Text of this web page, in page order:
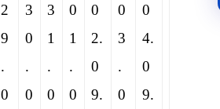
2
9
.
0
3
0
.
0
3
1
.
0
0
1
.
0
0
2.
0
9.
0
3
.
0
0
4.
0
9.